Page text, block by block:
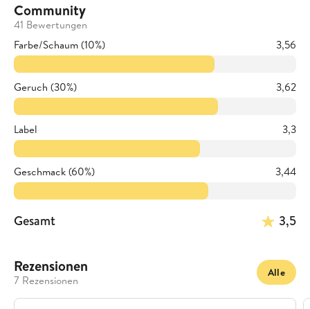
Community
41 Bewertungen
Farbe/Schaum (10%)
3,56
Geruch (30%) 3,62
Label 3,3
Geschmack (60%) 3,44
Gesamt 3,5
Rezensionen
7 Rezensionen
Alle